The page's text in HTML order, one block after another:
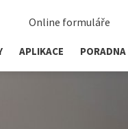
Online formuláře
APLIKACE PORADNA